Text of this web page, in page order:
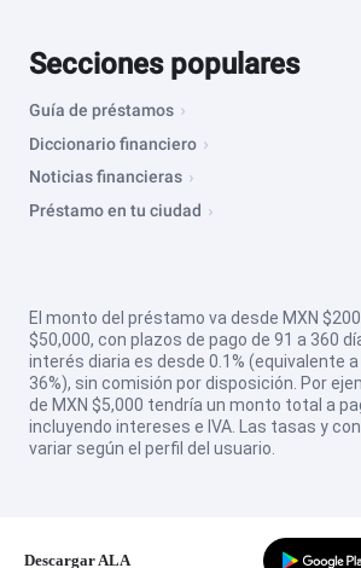
Secciones populares
Guía de préstamos
Diccionario financiero
Noticias financieras
Préstamo en tu ciudad
El monto del préstamo va desde MXN
$50,000, con plazos de pago de 91 a 360
interés diaria es desde 0.1% (equivalente a
36%), sin comisión por disposición. Por
de MXN $5,000 tendría un monto total a
incluyendo intereses e IVA. Las tasas y
variar según el perfil del usuario.
Descargar ALA